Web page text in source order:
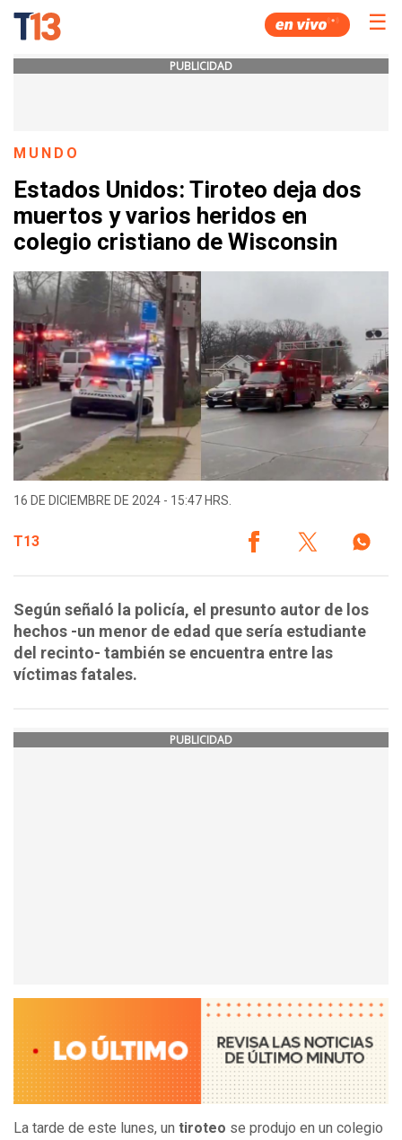
☰
PUBLICIDAD
MUNDO
Estados Unidos: Tiroteo deja dos
muertos y varios heridos en
colegio cristiano de Wisconsin
16 DE DICIEMBRE DE 2024 - 15:47 HRS.
T13
Según señaló la policía, el presunto autor de los
hechos -un menor de edad que sería estudiante
del recinto- también se encuentra entre las
víctimas fatales.
PUBLICIDAD
La tarde de este lunes, un tiroteo se produjo en un colegio